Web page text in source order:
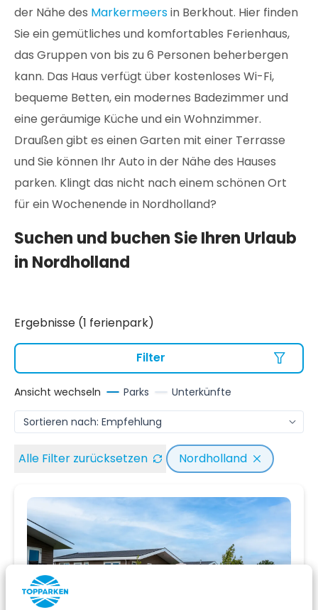
der Nähe des Markermeersin Berkhout. Hier finden
Sie ein gemütliches und komfortables Ferienhaus,
das Gruppen von bis zu 6 Personen beherbergen
kann. Das Haus verfügt über kostenloses Wi-Fi,
bequeme Betten, ein modernes Badezimmer und
eine geräumige Küche und ein Wohnzimmer.
Draußen gibt es einen Garten mit einer Terrasse
und Sie können Ihr Auto in der Nähe des Hauses
parken. Klingt das nicht nach einem schönen Ort
für ein Wochenende in Nordholland?
Suchen und buchen Sie Ihren Urlaub
in Nordholland
Ergebnisse (1 ferienpark)
Filter
Ansicht wechseln Parks Unterkünfte
Alle Filter zurücksetzen Nordholland